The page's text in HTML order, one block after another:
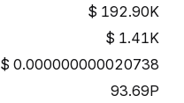
192.90K
1.41K
0.000000000020738
93.69P